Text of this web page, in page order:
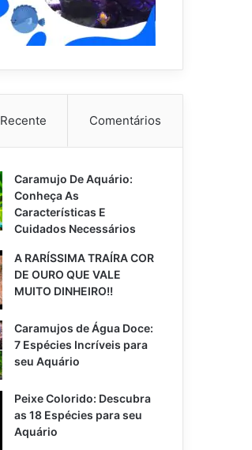
Recente Comentários
Caramujo De Aquário:
Conheça As
Características E
Cuidados Necessários
A RARÍSSIMA TRAÍRA COR
DE OURO QUE VALE
MUITO DINHEIRO!!
Caramujos de Água Doce:
7 Espécies Incríveis para
seu Aquário
Peixe Colorido: Descubra
as 18 Espécies para seu
Aquário